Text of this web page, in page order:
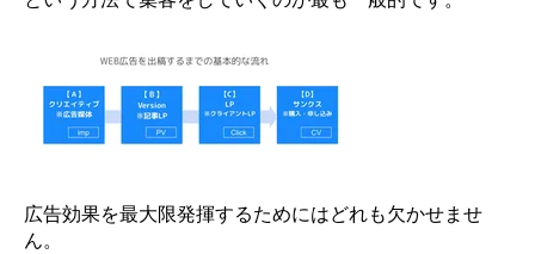
広告効果を最大限発揮するためにはどれも欠かせませ
ん。